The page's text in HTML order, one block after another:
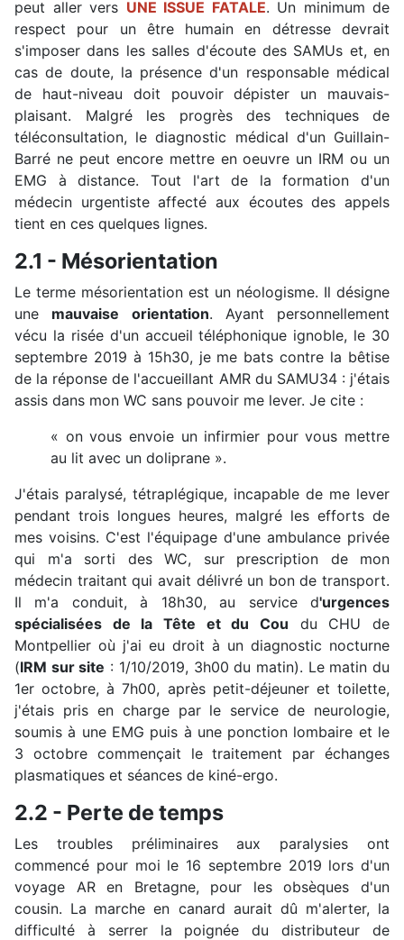
peut aller vers UNE ISSUE FATALE. Un minimum de
respect pour un être humain en détresse devrait
s'imposer dans les salles d'écoute des SAMUs et, en
cas de doute, la présence d'un responsable médical
de haut-niveau doit pouvoir dépister un mauvais-
plaisant. Malgré les progrès des techniques de
téléconsultation, le diagnostic médical d'un Guillain-
Barré ne peut encore mettre en oeuvre un IRM ou un
EMG à distance. Tout l'art de la formation d'un
médecin urgentiste affecté aux écoutes des appels
tient en ces quelques lignes.
2.1 - Mésorientation
Le terme mésorientation est un néologisme. Il désigne
une mauvaise orientation. Ayant personnellement
vécu la risée d'un accueil téléphonique ignoble, le 30
septembre 2019 à 15h30, je me bats contre la bêtise
de la réponse de l'accueillant AMR du SAMU34 : j'étais
assis dans mon WC sans pouvoir me lever. Je cite :
« on vous envoie un infirmier pour vous mettre
au lit avec un doliprane ».
J'étais paralysé, tétraplégique, incapable de me lever
pendant trois longues heures, malgré les efforts de
mes voisins. C'est l'équipage d'une ambulance privée
qui m'a sorti des WC, sur prescription de mon
médecin traitant qui avait délivré un bon de transport.
Il m'a conduit, à 18h30, au service d'urgences
spécialisées de la Tête et du Cou du CHU de
Montpellier où j'ai eu droit à un diagnostic nocturne
(IRM sur site : 1/10/2019, 3h00 du matin). Le matin du
1er octobre, à 7h00, après petit-déjeuner et toilette,
j'étais pris en charge par le service de neurologie,
soumis à une EMG puis à une ponction lombaire et le
3 octobre commençait le traitement par échanges
plasmatiques et séances de kiné-ergo.
2.2 - Perte de temps
Les troubles préliminaires aux paralysies ont
commencé pour moi le 16 septembre 2019 lors d'un
voyage AR en Bretagne, pour les obsèques d'un
cousin. La marche en canard aurait dû m'alerter, la
difficulté à serrer la poignée du distributeur de